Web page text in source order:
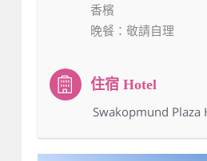
香檳
晚餐 ：敬請自理
：Swakopmund